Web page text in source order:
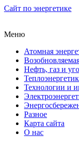
Сайт по энергетике
Меню
Атомная
Нефть, газ и
Технологии и
Разное
Карта сайта
О нас